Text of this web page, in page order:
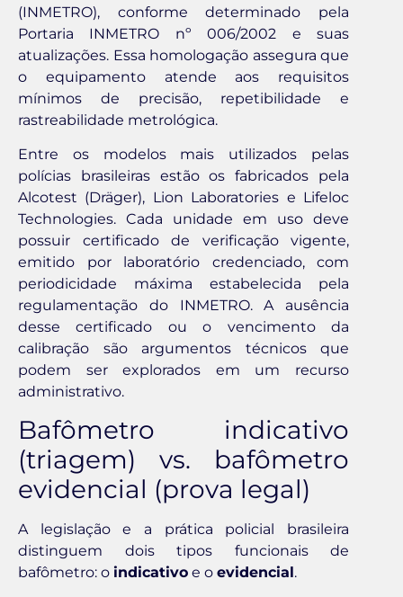
(INMETRO), conforme determinado pela
Portaria INMETRO nº 006/2002 e suas
atualizações. Essa homologação assegura que
o equipamento atende aos requisitos
mínimos de precisão, repetibilidade e
rastreabilidade metrológica.
Entre os modelos mais utilizados pelas
polícias brasileiras estão os fabricados pela
Alcotest (Dräger), Lion Laboratories e Lifeloc
Technologies. Cada unidade em uso deve
possuir certificado de verificação vigente,
emitido por laboratório credenciado, com
periodicidade máxima estabelecida pela
regulamentação do INMETRO. A ausência
desse certificado ou o vencimento da
calibração são argumentos técnicos que
podem ser explorados em um recurso
administrativo.
Bafômetro indicativo
(triagem) vs. bafômetro
evidencial (prova legal)
A legislação e a prática policial brasileira
distinguem dois tipos funcionais de
bafômetro: o indicativo e o evidencial.